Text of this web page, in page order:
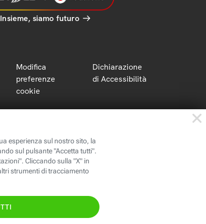
Insieme, siamo futuro
Modifica
preferenze
cookie
Dichiarazione
di Accessibilità